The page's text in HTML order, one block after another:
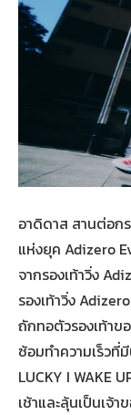
อาดิดาส สานต่อก
แห่งยุค Adizero
จากรองเท้าวิ่ง
รองเท้าวิ่ง
ถักทอตัวรองเท้าข
ซ้อมทำความเร็ว
LUCKY I WAKE
เช้าและลุ้นเป็นเจ้